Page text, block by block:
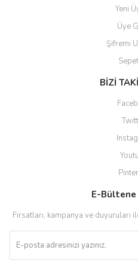
Yeni
Üye
Şifremi
BİZİ
E-Bültene
Fırsatları, kampanya ve